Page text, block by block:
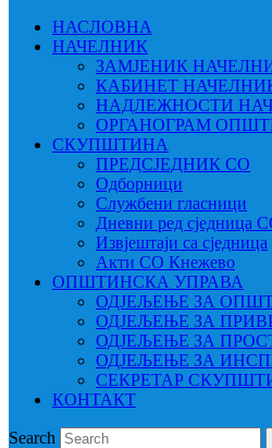
НАСЛОВНА
НАЧЕЛНИК
ЗАМЈЕНИК
КАБИНЕТ
НАДЛЕЖНОСТИ
ОРГАНОГРАМ
СКУПШТИНА
ПРЕДСЈЕДНИК СО
Одборници
Службени гласници
Дневни ред сједница
Извјештаји са сједница
Акти СО Кнежево
ОПШТИНСКА УПРАВА
ОДЈЕЉЕЊЕ ЗА
ОДЈЕЉЕЊЕ ЗА
ОДЈЕЉЕЊЕ ЗА
ОДЈЕЉЕЊЕ ЗА
СЕКРЕТАР
КОНТАКТ
Search